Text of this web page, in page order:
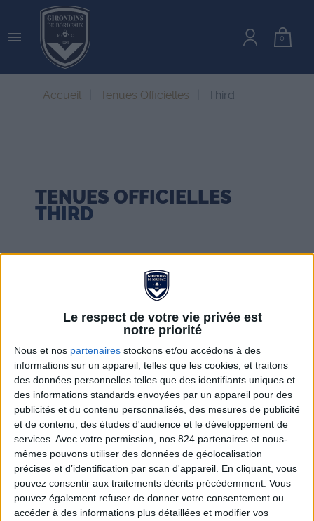
Le respect de votre vie privée est
notre priorité
Nous et nos partenaires stockons et/ou accédons à des
informations sur un appareil, telles que les cookies, et traitons
des données personnelles telles que des identifiants uniques et
des informations standards envoyées par un appareil pour des
publicités et du contenu personnalisés, des mesures de publicité
et de contenu, des études d'audience et le développement de
services. Avec votre permission, nos 824 partenaires et nous-
mêmes pouvons utiliser des données de géolocalisation
précises et d’identification par scan d'appareil. En cliquant, vous
pouvez consentir aux traitements décrits précédemment. Vous
pouvez également refuser de donner votre consentement ou
accéder à des informations plus détaillées et modifier vos
 0
Accueil Tenues Officielles Third
TENUES OFFICIELLES
THIRD